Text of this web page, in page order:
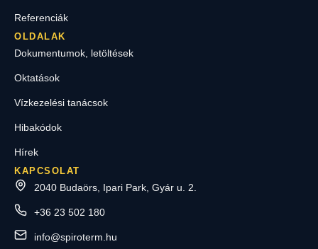
Referenciák
OLDALAK
Dokumentumok, letöltések
Oktatások
Vízkezelési tanácsok
Hibakódok
Hírek
KAPCSOLAT
2040 Budaörs, Ipari Park, Gyár u. 2.
+36 23 502 180
info@spiroterm.hu